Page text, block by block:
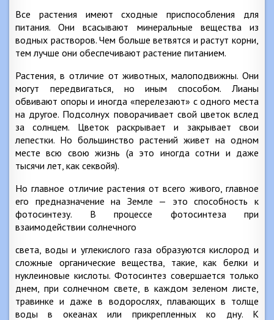
Все растения имеют сходные приспособления для
питания. Они всасывают минеральные вещества из
водных растворов. Чем больше ветвятся и растут корни,
тем лучше они обеспечивают растение питанием.
Растения, в отличие от животных, малоподвижны. Они
могут передвигаться, но иным способом. Лианы
обвивают опоры и иногда «перелезают» с одного места
на другое. Подсолнух поворачивает свой цветок вслед
за солнцем. Цветок раскрывает и закрывает свои
лепестки. Но большинство растений живет на одном
месте всю свою жизнь (а это иногда сотни и даже
тысячи лет, как секвойя).
Но главное отличие растения от всего живого, главное
его предназначение на Земле — это способность к
фотосинтезу. В процессе фотосинтеза при
взаимодействии солнечного
света, воды и углекислого газа образуются кислород и
сложные органические вещества, такие, как белки и
нуклеиновые кислоты. Фотосинтез совершается только
днем, при солнечном свете, в каждом зеленом листе,
травинке и даже в водорослях, плавающих в толще
воды в океанах или прикрепленных ко дну. К